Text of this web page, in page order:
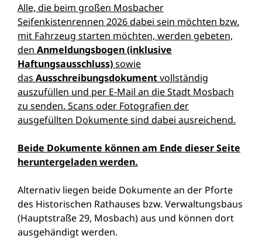
Alle, die beim großen Mosbacher
Seifenkistenrennen 2026 dabei sein möchten bzw.
mit Fahrzeug starten möchten, werden gebeten,
den Anmeldungsbogen (inklusive
Haftungsausschluss)sowie
das Ausschreibungsdokumentvollständig
auszufüllen und per E-Mail an die Stadt Mosbach
zu senden. Scans oder Fotografien der
ausgefüllten Dokumente sind dabei ausreichend.
Beide Dokumente können am Ende dieser Seite
heruntergeladen werden.
Alternativ liegen beide Dokumente an der Pforte
des Historischen Rathauses bzw. Verwaltungsbaus
(Hauptstraße 29, Mosbach) aus und können dort
ausgehändigt werden.